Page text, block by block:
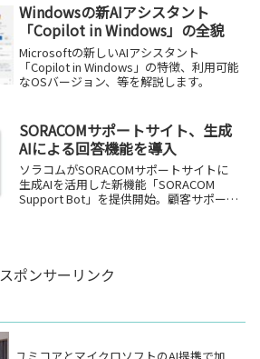
Windowsの新AIアシスタント
「Copilot in Windows」の全貌
Microsoftの新しいAIアシスタント
「Copilot in Windows」の特徴、利用可能
なOSバージョン、等を解説します。
SORACOMサポートサイト、生成
AIによる回答機能を導入
ソラコムがSORACOMサポートサイトに
生成AIを活用した新機能「SORACOM
Support Bot」を提供開始。顧客サポート
スポンサーリンク